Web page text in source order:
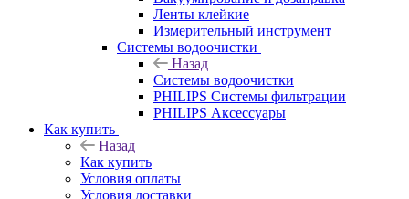
Ленты клейкие
Измерительный инструмент
Системы водоочистки
Назад
Системы водоочистки
PHILIPS Системы фильтрации
PHILIPS Аксессуары
Как купить
Назад
Как купить
Условия оплаты
Условия доставки